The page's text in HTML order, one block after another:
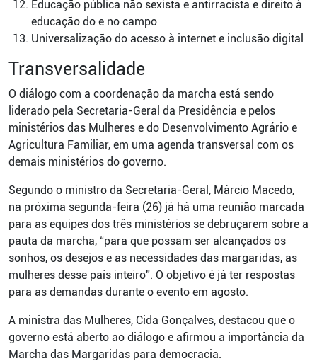
Educação pública não sexista e antirracista e direito à
educação do e no campo
Universalização do acesso à internet e inclusão digital
Transversalidade
O diálogo com a coordenação da marcha está sendo
liderado pela Secretaria-Geral da Presidência e pelos
ministérios das Mulheres e do Desenvolvimento Agrário e
Agricultura Familiar, em uma agenda transversal com os
demais ministérios do governo.
Segundo o ministro da Secretaria-Geral, Márcio Macedo,
na próxima segunda-feira (26) já há uma reunião marcada
para as equipes dos três ministérios se debruçarem sobre a
pauta da marcha, “para que possam ser alcançados os
sonhos, os desejos e as necessidades das margaridas, as
mulheres desse país inteiro”. O objetivo é já ter respostas
para as demandas durante o evento em agosto.
A ministra das Mulheres, Cida Gonçalves, destacou que o
governo está aberto ao diálogo e afirmou a importância da
Marcha das Margaridas para democracia.